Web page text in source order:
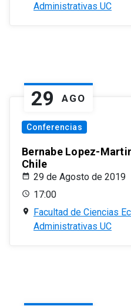
Administrativas UC
29 AGO
Conferencias
Bernabe Lopez-
Chile
29 de Agosto de 2019
17:00
Facultad de Ciencias
Administrativas UC